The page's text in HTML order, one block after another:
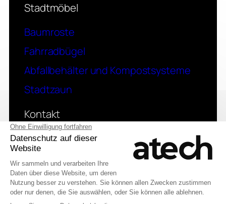
Stadtmöbel
Baumroste
Fahrradbügel
Abfallbehälter und Kompostsysteme
Stadtzaun
Kontakt
Eine Frage? Kontaktieren Sie uns
© 2026 Atech SAS